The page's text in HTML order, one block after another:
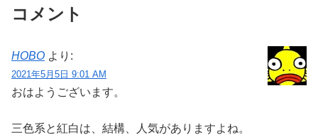
コメント
HOBO より:
2021年5月5日 9:01 AM
おはようございます。
三色系と紅白は、結構、人気がありますよね。